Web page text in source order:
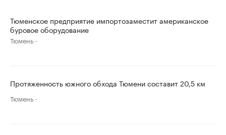
Тюменское предприятие импортозаместит американское
буровое оборудование
Тюмень
Протяженность южного обхода Тюмени составит 20,5 км
Тюмень